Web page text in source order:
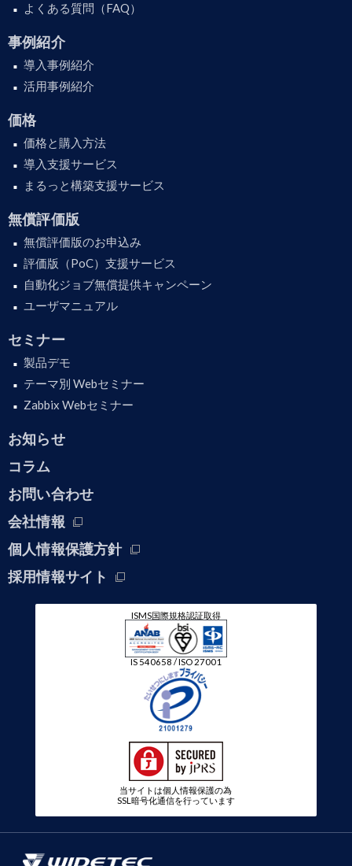
よくある質問（FAQ）
事例紹介
導入事例紹介
活用事例紹介
価格
価格と購入方法
導入支援サービス
まるっと構築支援サービス
無償評価版
無償評価版のお申込み
評価版（PoC）支援サービス
自動化ジョブ無償提供キャンペーン
ユーザマニュアル
セミナー
製品デモ
テーマ別 Webセミナー
Zabbix Webセミナー
お知らせ
コラム
お問い合わせ
会社情報
個人情報保護方針
採用情報サイト
ISMS国際規格認証取得
IS 540658 / ISO 27001
当サイトは個人情報保護の為
SSL暗号化通信を行っています